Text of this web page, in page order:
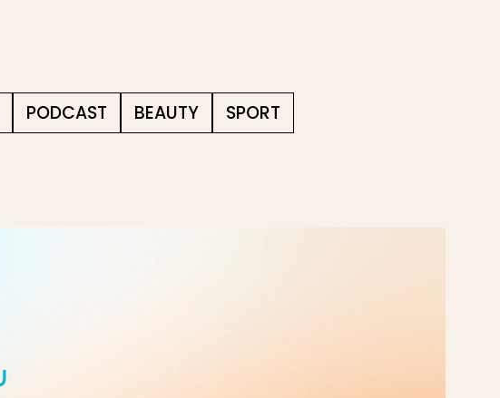
PODCAST BEAUTY SPORT